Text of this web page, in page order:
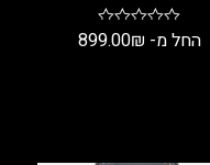
החל מ- 899.00₪